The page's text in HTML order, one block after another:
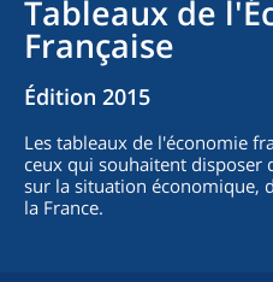
Tableaux de
Française
Édition 2015
Les tableaux de l'économie
ceux qui souhaitent disposer
sur la situation économique,
la France.